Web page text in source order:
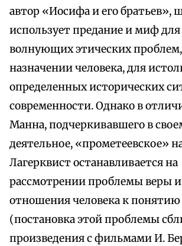
автор «Иосифа и его братьев»,
использует предание и миф
волнующих этических проблем,
назначении человека, для
определенных исторических
современности. Однако в
Манна, подчеркивавшего в
деятельное, «прометеевское»
Лагерквист останавливается на
рассмотрении проблемы веры и
отношения человека к понятию
(постановка этой проблемы
произведения с фильмами И.